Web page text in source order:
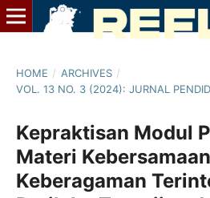
HOME / ARCHIVES /
VOL. 13 NO. 3 (2024): JURNAL
Kepraktisan Modul
Materi
Keberagaman